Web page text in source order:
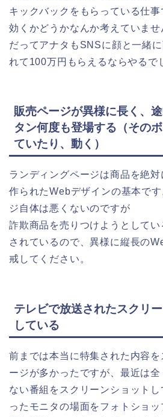
キックバックをもらっている仕
効くかどうかなんか考えていませ
だってアナタもSNSに顔と一緒
れて100万円もらえるならやるで
販売ページが異様に長く、
タン何度も登場する（その
ていたり、動く）
ランディングページは商品を絶
作られたWebデザインの基本で
ジ自体は悪くないのですが
詐欺商品を売りつけようとして
されているので、異様に縦長の
戒してください。
テレビで放送されたスクリ
している
前までは本当に特集された内容
ージが多かったですが、最近は
ない番組をスクリーンショット
ったモニタの場面をフォトショ